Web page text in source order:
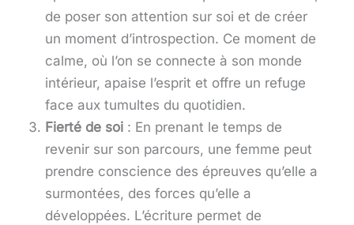
de poser son attention sur soi et de créer
un moment d’introspection. Ce moment de
calme, où l’on se connecte à son monde
intérieur, apaise l’esprit et offre un refuge
face aux tumultes du quotidien.
Fierté de soi : En prenant le temps de
revenir sur son parcours, une femme peut
prendre conscience des épreuves qu’elle a
surmontées, des forces qu’elle a
développées. L’écriture permet de